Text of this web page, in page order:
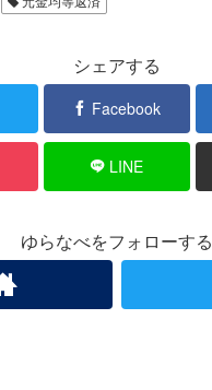
シェアする
Facebook
LINE
ゆらなべをフォローする